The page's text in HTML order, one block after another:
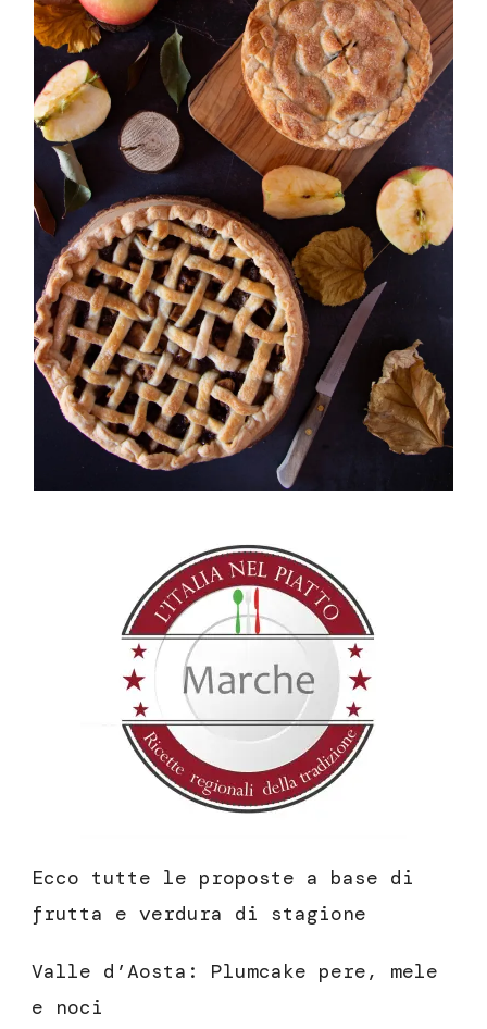
Ecco tutte le proposte a base di
frutta e verdura di stagione
Valle d’Aosta: Plumcake pere, mele
e noci